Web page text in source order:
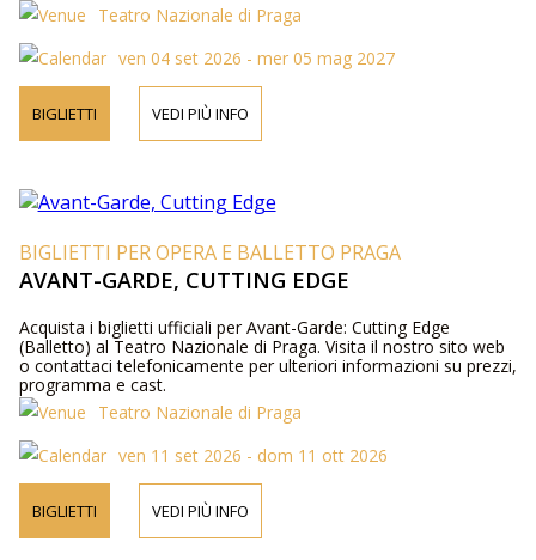
Teatro Nazionale di Praga
ven 04 set 2026 - mer 05 mag 2027
BIGLIETTI VEDI PIÙ INFO
BIGLIETTI PER OPERA E BALLETTO PRAGA
AVANT-GARDE, CUTTING EDGE
Acquista i biglietti ufficiali per Avant-Garde: Cutting Edge
(Balletto) al Teatro Nazionale di Praga. Visita il nostro sito web
o contattaci telefonicamente per ulteriori informazioni su prezzi,
programma e cast.
Teatro Nazionale di Praga
ven 11 set 2026 - dom 11 ott 2026
BIGLIETTI VEDI PIÙ INFO